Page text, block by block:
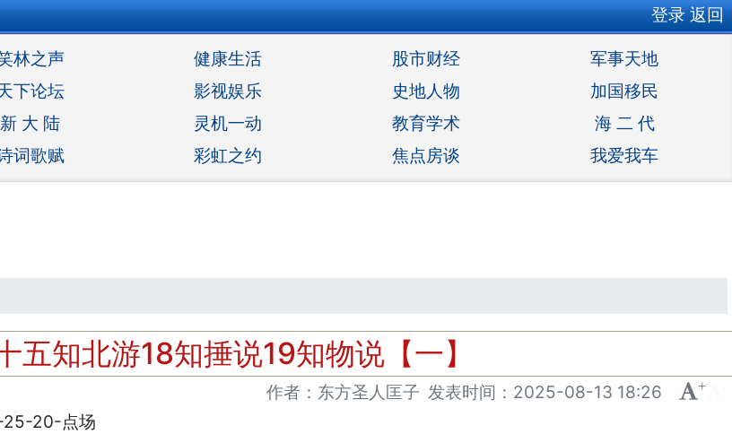
登录 返回
林之声 健康生活 股市财经
军事天地
下论坛 影视娱乐 史地人物
加国移民
新 大 陆 灵机一动 教育学术
海 二 代
词歌赋 彩虹之约 焦点房谈 我爱我车
五知北游18知捶说19知物说【一】
作者：东方圣人匡子 发表时间： 2025-08-13 18:26 +
25-20-点场